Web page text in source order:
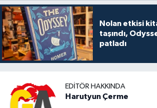
Nolan etkisi
taşındı,
patladı
EDITÖR HAKKINDA
Harutyun Çerme